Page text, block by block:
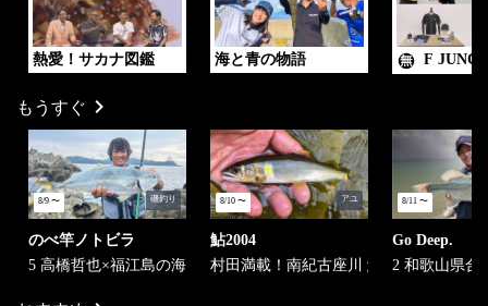
熱愛！サカナ図鑑 海と青の物語 F
もうすぐ
磯釣り
8/9 〜
のべ竿ノトビラ
5 高橋哲也×福江島の海
アユ
8/10 〜
鮎2004
村田満載！南紀古座川 鮎光る！？
8/11 〜
Go Deep.
2 和歌山県合